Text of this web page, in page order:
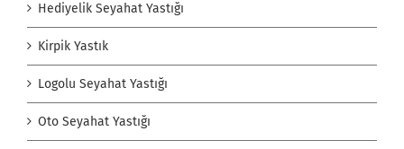
Hediyelik Seyahat Yastığı
Kirpik Yastık
Logolu Seyahat Yastığı
Oto Seyahat Yastığı